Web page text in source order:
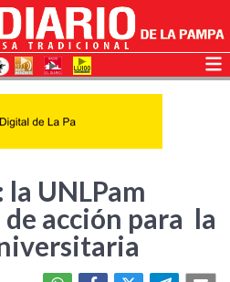
UNLPam
acción para la